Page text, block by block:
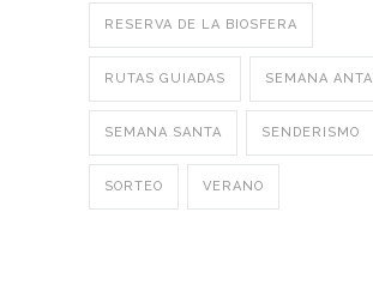
RESERVA DE LA BIOSFERA
RUTAS GUIADAS SEMANA ANTA
SEMANA SANTA SENDERISMO
SORTEO VERANO